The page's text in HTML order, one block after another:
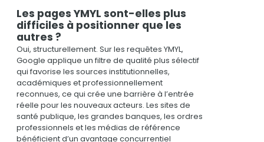
Les pages YMYL sont-elles plus
difficiles à positionner que les
autres ?
Oui, structurellement. Sur les requêtes YMYL,
Google applique un filtre de qualité plus sélectif
qui favorise les sources institutionnelles,
académiques et professionnellement
reconnues, ce qui crée une barrière à l’entrée
réelle pour les nouveaux acteurs. Les sites de
santé publique, les grandes banques, les ordres
professionnels et les médias de référence
bénéficient d’un avantage concurrentiel